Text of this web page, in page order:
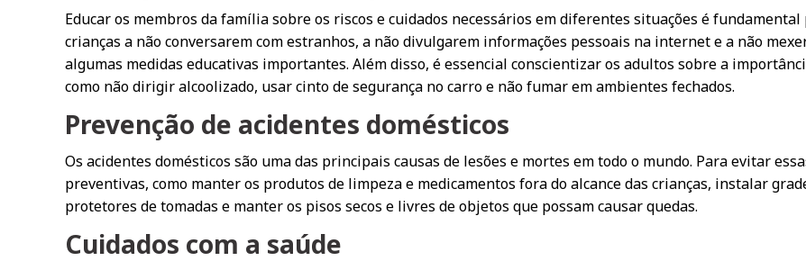
Educar os membros da família sobre os riscos e cuidados necessários em diferentes situações é
crianças a não conversarem com estranhos, a não divulgarem informações pessoais na internet e a não
algumas medidas educativas importantes. Além disso, é essencial conscientizar os adultos sobre a
como não dirigir alcoolizado, usar cinto de segurança no carro e não fumar em ambientes fechados.
Prevenção de acidentes domésticos
Os acidentes domésticos são uma das principais causas de lesões e mortes em todo o mundo. Para evitar
preventivas, como manter os produtos de limpeza e medicamentos fora do alcance das crianças, instalar
protetores de tomadas e manter os pisos secos e livres de objetos que possam causar quedas.
Cuidados com a saúde